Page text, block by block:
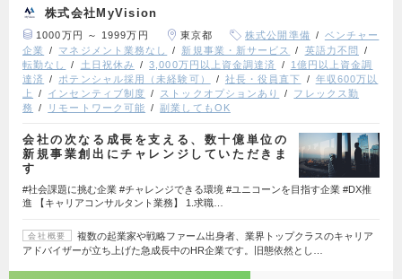
株式会社MyVision
1000万円 ～ 1999万円 東京都 株式公開準備
ベンチャー
企業
マネジメント業務なし 新規事業・新サービス
英語力不問
転勤なし
土日祝休み 3,000万円以上資金調達済
1億円以上資金調
達済
ポテンシャル採用（未経験可） 社長・役員直下
年収600万以
上
インセンティブ制度 ストックオプションあり
フレックス勤
務
リモートワーク可能 副業してもOK
会社の次なる成長を支える、数十億単位の
新規事業創出にチャレンジしていただきま
す
#社会課題に挑む企業 #チャレンジできる環境 #ユニコーンを目指す企業 #DX推
進 【キャリアコンサルタント業務】 1.求職…
会社概要
複数の起業家や戦略ファーム出身者、業界トップクラスのキャリア
アドバイザーが立ち上げた急成長中のHR企業です。旧態依然とし…